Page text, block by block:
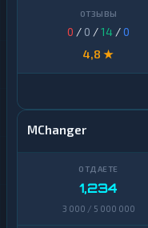
0 / 0 /14 /0
4,8 ★
MChanger
1,234
3 000 / 5 000 000